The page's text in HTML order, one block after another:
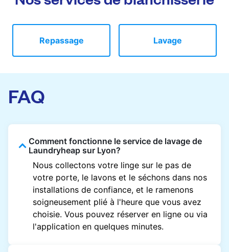
Repassage Lavage
FAQ
Comment fonctionne le service de lavage de
Laundryheap sur Lyon?
Nous collectons votre linge sur le pas de
votre porte, le lavons et le séchons dans nos
installations de confiance, et le ramenons
soigneusement plié à l'heure que vous avez
choisie. Vous pouvez réserver en ligne ou via
l'application en quelques minutes.